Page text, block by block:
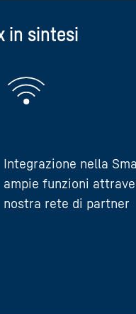
in sintesi
Integrazione nella
ampie funzioni
nostra rete di partner